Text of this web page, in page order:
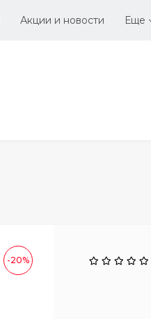
Акции и новости Еще
-20%